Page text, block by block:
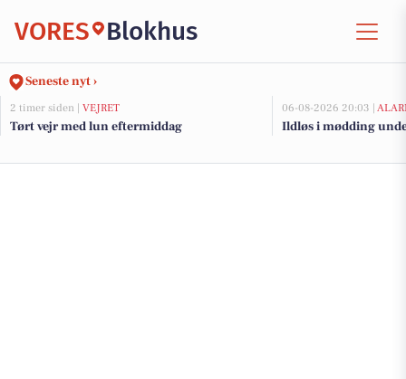
VORES Blokhus
Seneste nyt ›
2 timer siden | VEJRET
Tørt vejr med lun eftermiddag
06-08-2026 20:03 |
Ildløs i mødding